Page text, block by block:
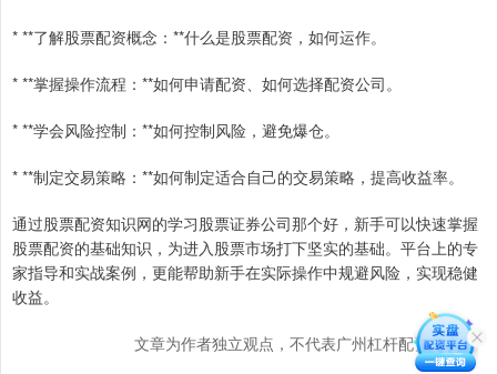
* **了解股票配资概念：**什么是股票配资，如何运作。
* **掌握操作流程：**如何申请配资、如何选择配资公司。
* **学会风险控制：**如何控制风险，避免爆仓。
* **制定交易策略：**如何制定适合自己的交易策略，提高收益率。
通过股票配资知识网的学习股票证券公司那个好，新手可以快速掌握
股票配资的基础知识，为进入股票市场打下坚实的基础。平台上的专
家指导和实战案例，更能帮助新手在实际操作中规避风险，实现稳健
收益。
文章为作者独立观点，不代表广州杠杆配资网观点